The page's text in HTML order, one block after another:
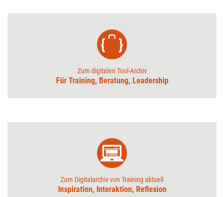
Zum digitalen Tool-Archiv
Für Training, Beratung, Leadership
Zum Digitalarchiv von Training aktuell
Inspiration, Interaktion, Reflexion